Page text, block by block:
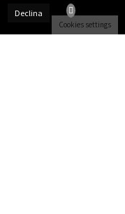
Declina
Cookies settings